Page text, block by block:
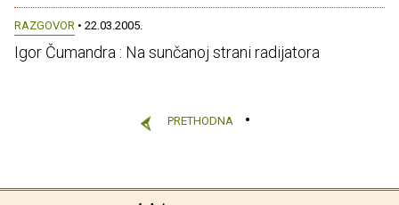
RAZGOVOR • 22.03.2005.
Igor Čumandra : Na sunčanoj strani radijatora
PRETHODNA